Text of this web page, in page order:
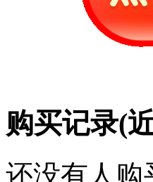
购买记录(
还没有人购